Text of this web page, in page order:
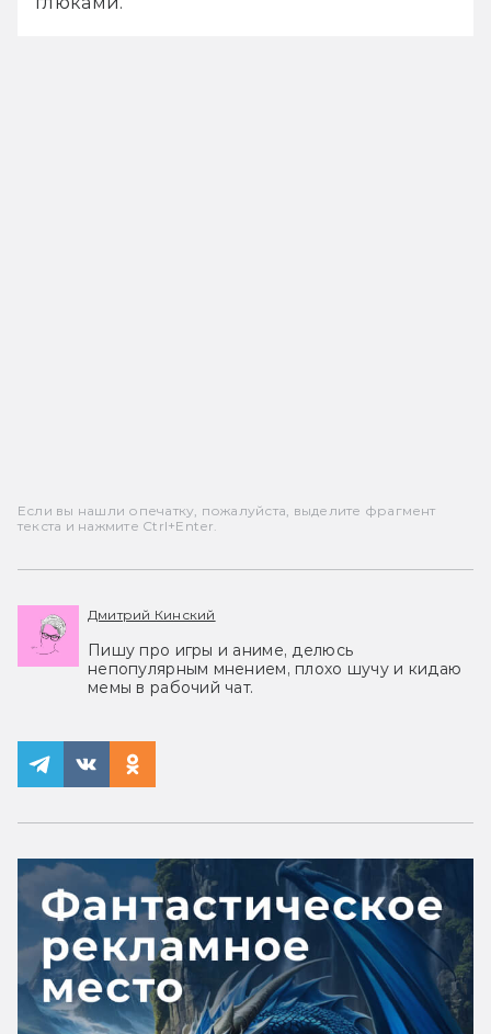
Если вы нашли опечатку, пожалуйста, выделите фрагмент
текста и нажмите Ctrl+Enter.
Дмитрий Кинский
Пишу про игры и аниме, делюсь
непопулярным мнением, плохо шучу и кидаю
мемы в рабочий чат.